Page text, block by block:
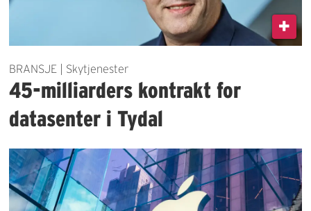
BRANSJE | Skytjenester
45-milliarders kontrakt for
datasenter i Tydal